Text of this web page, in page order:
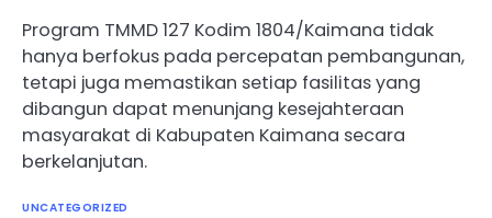
Program TMMD 127 Kodim 1804/Kaimana tidak
hanya berfokus pada percepatan pembangunan,
tetapi juga memastikan setiap fasilitas yang
dibangun dapat menunjang kesejahteraan
masyarakat di Kabupaten Kaimana secara
berkelanjutan.
UNCATEGORIZED